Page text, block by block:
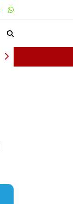
Kültür ve Turizm